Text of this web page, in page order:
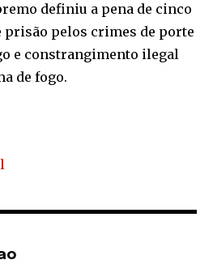
definiu a pena de cinco
prisão pelos crimes de porte
e constrangimento ilegal
de fogo.